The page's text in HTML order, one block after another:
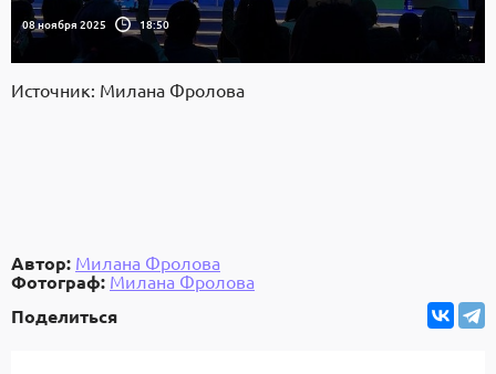
08 ноября 2025 18:50
Источник: Милана Фролова
Автор: Милана Фролова
Фотограф: Милана Фролова
Поделиться